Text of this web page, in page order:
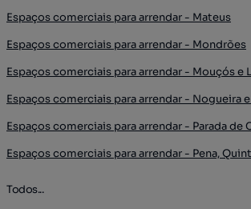
Espaços comerciais para arrendar - Mateus
Espaços comerciais para arrendar - Mondrões
Espaços comerciais para arrendar - Mouçós e
Espaços comerciais para arrendar - Nogueira
Espaços comerciais para arrendar - Parada de
Espaços comerciais para arrendar - Pena,
Todos...